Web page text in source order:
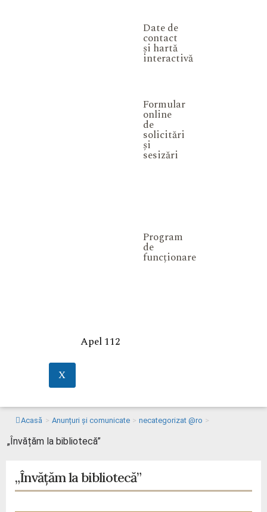
Date de
contact
și hartă
interactivă
Formular
online
de
solicitări
și
sesizări
Program
de
funcționare
Apel 112
X
Acasă > Anunțuri și comunicate > necategorizat @ro >
„Învățăm la bibliotecă”
„Învățăm la bibliotecă”